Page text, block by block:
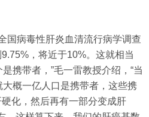
国病毒性肝炎血清流行病学调查
，将近于10%。这就相当
携带者，”毛一雷教授介绍，“当
概一亿人口是携带者，这些携
化，然后再有一部分变成肝